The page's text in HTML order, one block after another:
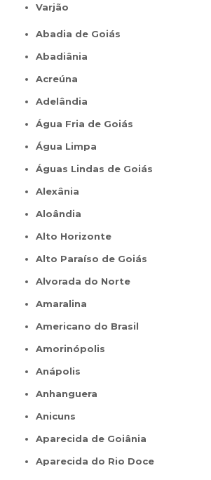
Varjão
Abadia de Goiás
Abadiânia
Acreúna
Adelândia
Água Fria de Goiás
Água Limpa
Águas Lindas de Goiás
Alexânia
Aloândia
Alto Horizonte
Alto Paraíso de Goiás
Alvorada do Norte
Amaralina
Americano do Brasil
Amorinópolis
Anápolis
Anhanguera
Anicuns
Aparecida de Goiânia
Aparecida do Rio Doce